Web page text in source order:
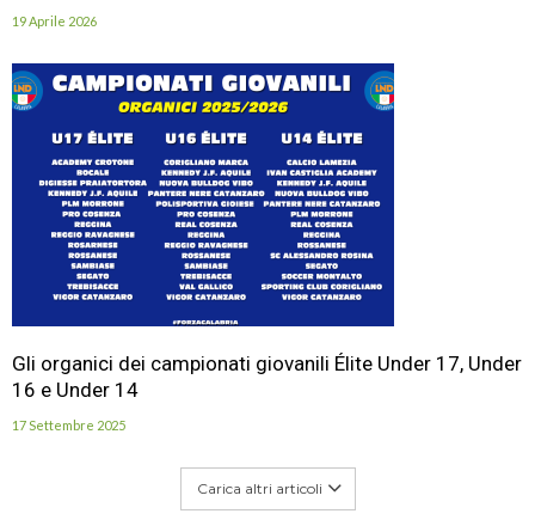
19 Aprile 2026
Gli organici dei campionati giovanili Élite Under 17, Under
16 e Under 14
17 Settembre 2025
Carica altri articoli